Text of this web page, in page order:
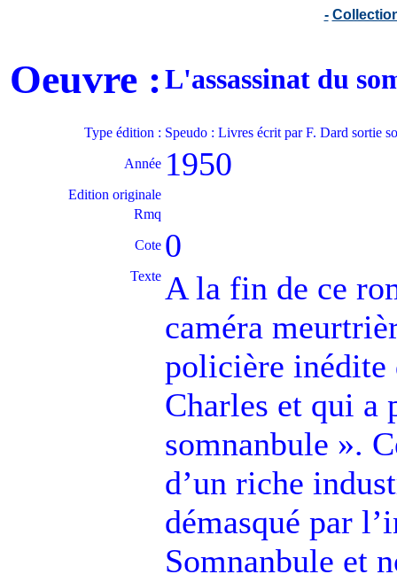
-
Oeuvre :L'assassinat du
Type édition : Speudo : Livres écrit par F. Dard sortie
Année 1950
Edition originale
Rmq
Cote 0
Texte A la fin de ce
caméra
policière inédite
Charles et qui a
somnanbule ».
d’un riche
démasqué par
Somnanbule et